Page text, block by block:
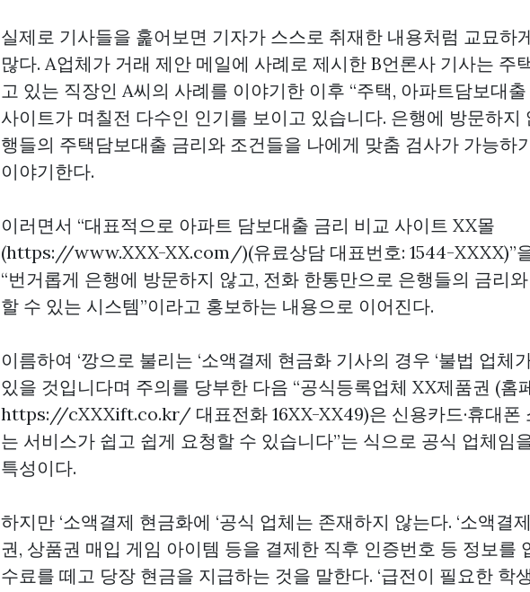
실제로 기사들을 훑어보면 기자가 스스로 취재한 내용처럼 교묘하
많다. A업체가 거래 제안 메일에 사례로 제시한 B언론사 기사는 주
고 있는 직장인 A씨의 사례를 이야기한 이후 “주택, 아파트담보대
사이트가 며칠전 다수인 인기를 보이고 있습니다. 은행에 방문하지
행들의 주택담보대출 금리와 조건들을 나에게 맞춤 검사가 가능하
이야기한다.
이러면서 “대표적으로 아파트 담보대출 금리 비교 사이트 XX몰
(https://www.XXX-XX.com/)(유료상담 대표번호: 1544-XXXX)”
“번거롭게 은행에 방문하지 않고, 전화 한통만으로 은행들의 금리
할 수 있는 시스템”이라고 홍보하는 내용으로 이어진다.
이름하여 ‘깡으로 불리는 ‘소액결제 현금화 기사의 경우 ‘불법 업체
있을 것입니다며 주의를 당부한 다음 “공식등록업체 XX제품권 (홈
https://cXXXift.co.kr/ 대표전화 16XX-XX49)은 신용카드·휴대폰
는 서비스가 쉽고 쉽게 요청할 수 있습니다”는 식으로 공식 업체임
특성이다.
하지만 ‘소액결제 현금화에 ‘공식 업체는 존재하지 않는다. ‘소액결
권, 상품권 매입 게임 아이템 등을 결제한 직후 인증번호 등 정보를
수료를 떼고 당장 현금을 지급하는 것을 말한다. ‘급전이 필요한 학